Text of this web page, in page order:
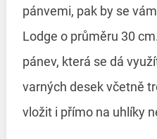
pánvemi, pak by se
Lodge o průměru 30
pánev, která se dá
varných desek včetně
vložit i přímo na uhlíky